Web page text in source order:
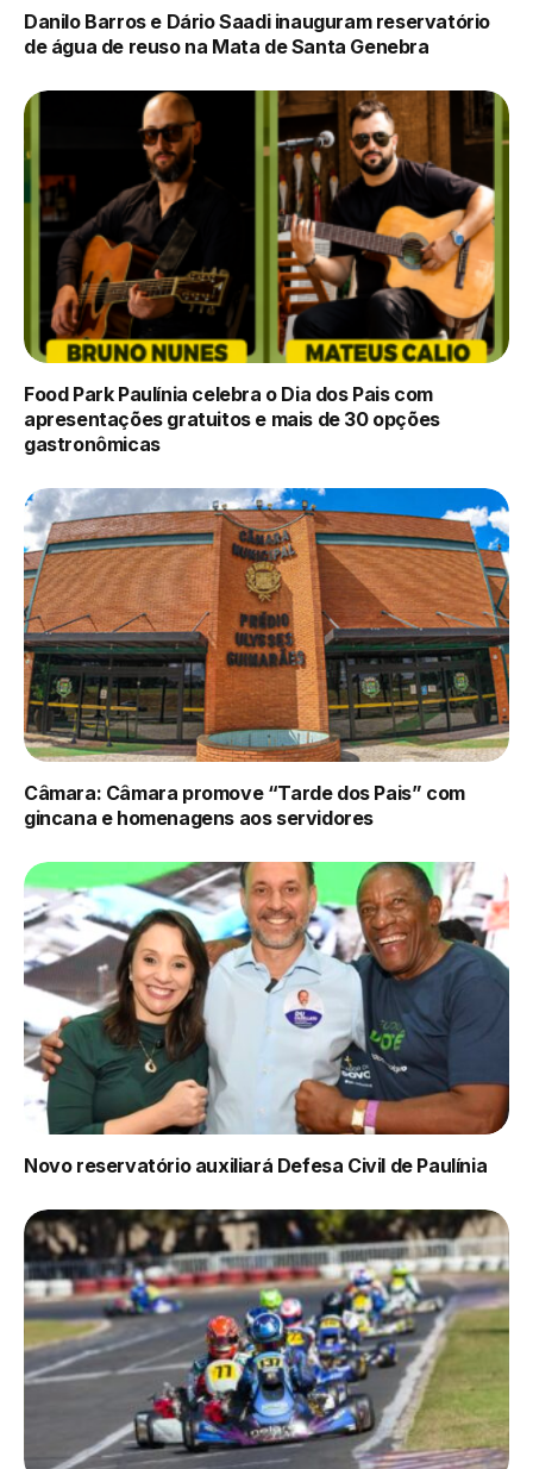
Danilo Barros e Dário Saadi inauguram reservatório
de água de reuso na Mata de Santa Genebra
Food Park Paulínia celebra o Dia dos Pais com
apresentações gratuitos e mais de 30 opções
gastronômicas
Câmara: Câmara promove “Tarde dos Pais” com
gincana e homenagens aos servidores
Novo reservatório auxiliará Defesa Civil de Paulínia